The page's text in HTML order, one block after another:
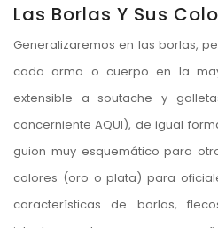
Las Borlas Y Sus
Generalizaremos en las borlas,
cada arma o cuerpo en la
extensible a soutache y
concernienteAQUI), de igual
guion muy esquemático para
colores (oro o plata) para
características de borlas,